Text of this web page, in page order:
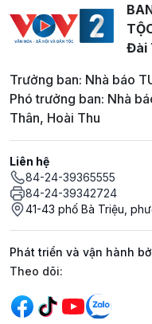
Đài
Trưởng ban: Nhà báo
Phó trưởng ban: Nhà
Thân, Hoài Thu
Liên hệ
84-24-39365555
84-24-39342724
41-43 phố Bà Triệu,
Phát triển và vận hành
Mạng xã hội
Theo dõi: